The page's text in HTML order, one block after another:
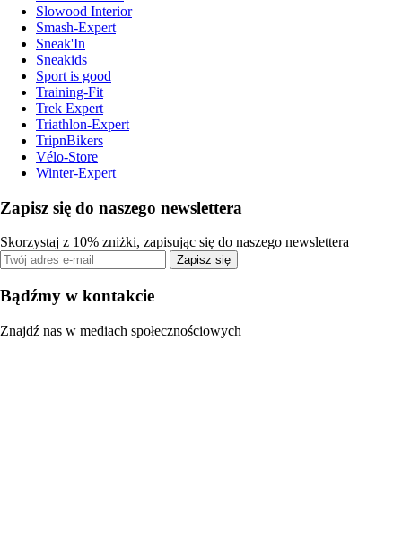
Slowood Interior
Smash-Expert
Sneak'In
Sneakids
Sport is good
Training-Fit
Trek Expert
Triathlon-Expert
TripnBikers
Vélo-Store
Winter-Expert
Zapisz się do naszego newslettera
Skorzystaj z 10% zniżki, zapisując się do naszego newslettera
Zapisz się
Bądźmy w kontakcie
Znajdź nas w mediach społecznościowych